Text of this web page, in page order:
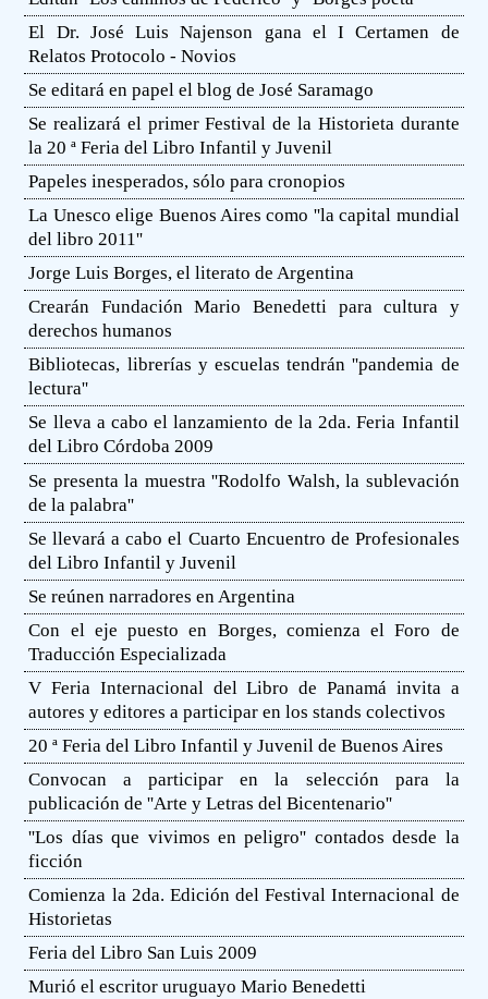
El Dr. José Luis Najenson gana el I Certamen de
Relatos Protocolo - Novios
Se editará en papel el blog de José Saramago
Se realizará el primer Festival de la Historieta durante
la 20 ª Feria del Libro Infantil y Juvenil
Papeles inesperados, sólo para cronopios
La Unesco elige Buenos Aires como ''la capital mundial
del libro 2011''
Jorge Luis Borges, el literato de Argentina
Crearán Fundación Mario Benedetti para cultura y
derechos humanos
Bibliotecas, librerías y escuelas tendrán ''pandemia de
lectura''
Se lleva a cabo el lanzamiento de la 2da. Feria Infantil
del Libro Córdoba 2009
Se presenta la muestra ''Rodolfo Walsh, la sublevación
de la palabra''
Se llevará a cabo el Cuarto Encuentro de Profesionales
del Libro Infantil y Juvenil
Se reúnen narradores en Argentina
Con el eje puesto en Borges, comienza el Foro de
Traducción Especializada
V Feria Internacional del Libro de Panamá invita a
autores y editores a participar en los stands colectivos
20 ª Feria del Libro Infantil y Juvenil de Buenos Aires
Convocan a participar en la selección para la
publicación de ''Arte y Letras del Bicentenario''
''Los días que vivimos en peligro'' contados desde la
ficción
Comienza la 2da. Edición del Festival Internacional de
Historietas
Feria del Libro San Luis 2009
Murió el escritor uruguayo Mario Benedetti